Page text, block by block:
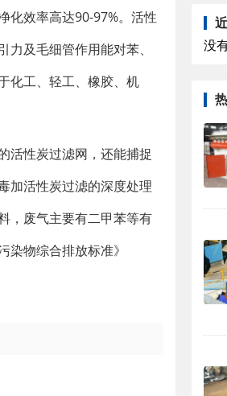
化效率高达90-97%。活性
及毛细管作用能对苯、
化工、轻工、橡胶、机
活性炭过滤网，还能捕捉
加活性炭过滤的深度处理
，废气主要有二甲苯等有
物综合排放标准》
没